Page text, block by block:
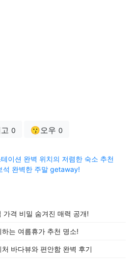
0 😗오우 0
이션 완벽 위치의 저렴한 숙소 추천
석 완벽한 주말 getaway!
격 비밀 숨겨진 매력 공개!
는 여름휴가 추천 명소!
바다뷰와 편안함 완벽 후기